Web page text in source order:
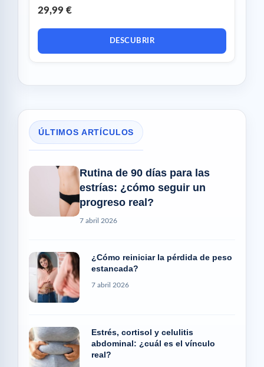
29,99 €
DESCUBRIR
ÚLTIMOS ARTÍCULOS
Rutina de 90 días para las
estrías: ¿cómo seguir un
progreso real?
7 abril 2026
¿Cómo reiniciar la pérdida de peso
estancada?
7 abril 2026
Estrés, cortisol y celulitis
abdominal: ¿cuál es el vínculo
real?